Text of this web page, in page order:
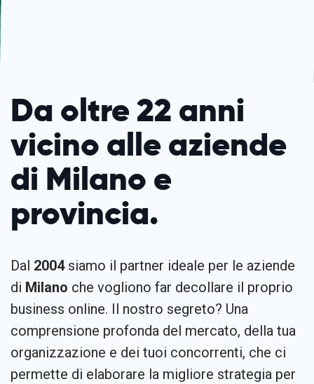
Da oltre 22 anni
vicino alle aziende
di Milano e
provincia.
Dal 2004siamo il partner ideale per le aziende
di Milano che vogliono far decollare il proprio
business online. Il nostro segreto? Una
comprensione profonda del mercato, della tua
organizzazione e dei tuoi concorrenti, che ci
permette di elaborare la migliore strategia per